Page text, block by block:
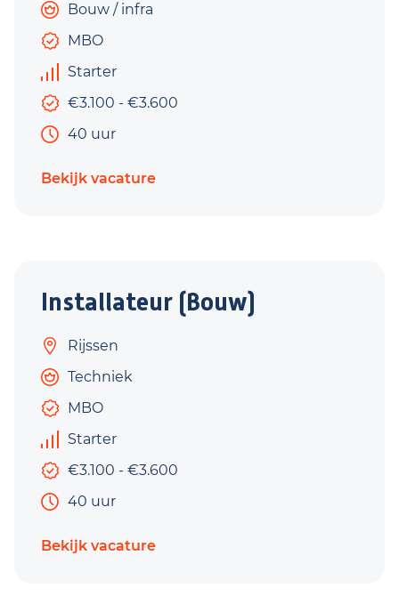
Bouw / infra
MBO
Starter
€3.100 - €3.600
40 uur
Bekijk vacature
Installateur (Bouw)
Rijssen
Techniek
MBO
Starter
€3.100 - €3.600
40 uur
Bekijk vacature